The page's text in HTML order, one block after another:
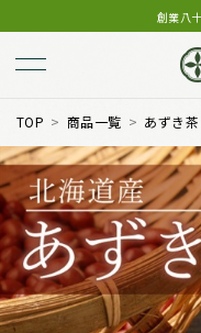
創業八
TOP 商品一覧 あずき